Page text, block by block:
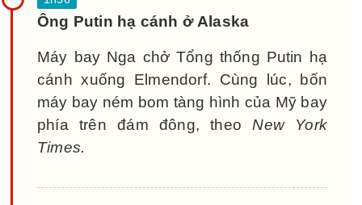
Ông Putin hạ cánh ở Alaska
Máy bay Nga chở Tổng thống Putin hạ
cánh xuống Elmendorf. Cùng lúc, bốn
máy bay ném bom tàng hình của Mỹ bay
phía trên đám đông, theoNew York
Times.